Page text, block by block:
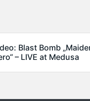
Blast Bomb
– LIVE at Medusa